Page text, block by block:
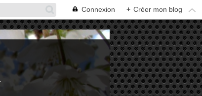
Connexion + Créer mon blog